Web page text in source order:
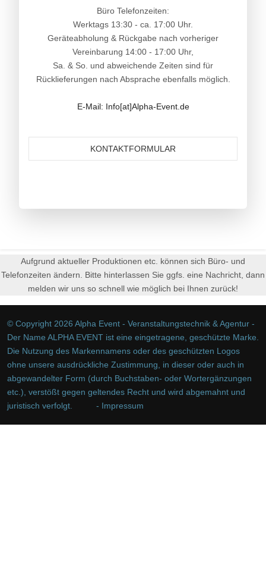
Büro Telefonzeiten:
Werktags 13:30 - ca. 17:00 Uhr.
Geräteabholung & Rückgabe nach vorheriger
Vereinbarung 14:00 - 17:00 Uhr,
Sa. & So. und abweichende Zeiten sind für
Rücklieferungen nach Absprache ebenfalls möglich.
E-Mail: Info[at]Alpha-Event.de
KONTAKTFORMULAR
Aufgrund aktueller Produktionen etc. können sich Büro- und
Telefonzeiten ändern. Bitte hinterlassen Sie ggfs. eine Nachricht, dann
melden wir uns so schnell wie möglich bei Ihnen zurück!
© Copyright 2026 Alpha Event - Veranstaltungstechnik & Agentur -
Der Name ALPHA EVENT ist eine eingetragene, geschützte Marke.
Die Nutzung des Markennamens oder des geschützten Logos
ohne unsere ausdrückliche Zustimmung, in dieser oder auch in
abgewandelter Form (durch Buchstaben- oder Wortergänzungen
etc.), verstößt gegen geltendes Recht und wird abgemahnt und
juristisch verfolgt.
- Impressum